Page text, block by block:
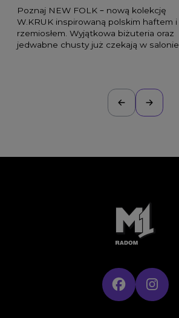
Poznaj NEW FOLK – nową kolekcję
W.KRUK inspirowaną polskim haftem i
rzemiosłem. Wyjątkowa biżuteria oraz
jedwabne chusty już czekają w salonie.